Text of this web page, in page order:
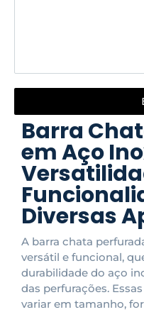
Barra
em Aço
Diversas
A barra chata
versátil e funcional,
durabilidade do aço
das perfurações.
variar em tamanho,